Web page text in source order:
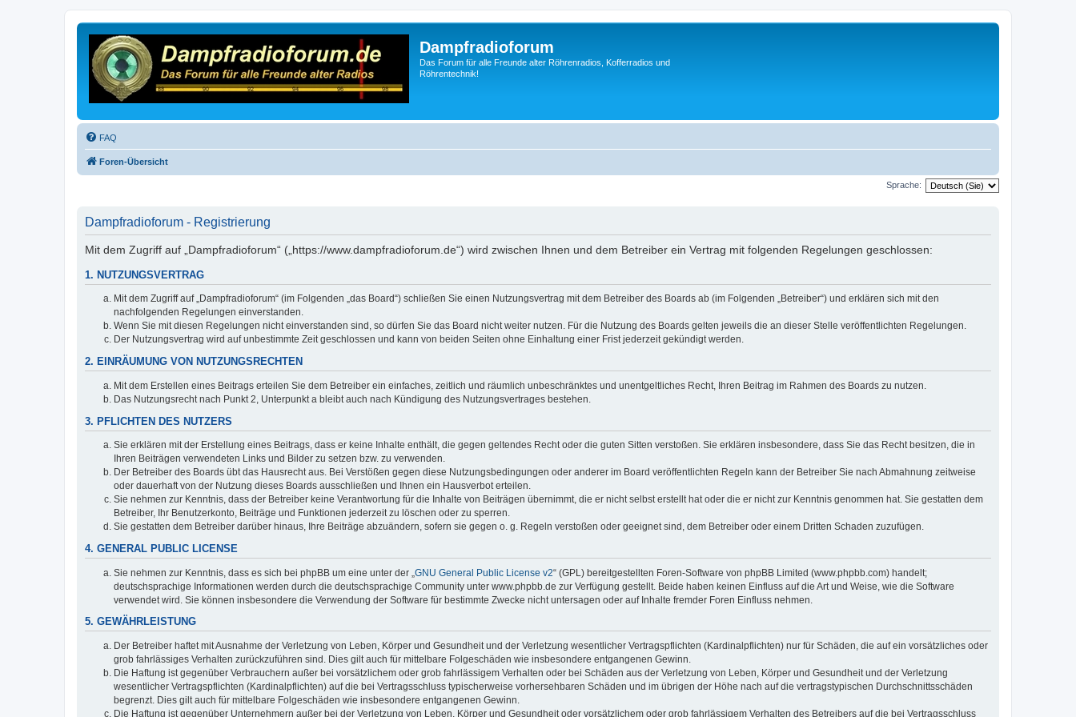
Dampfradioforum
Das Forum für alle Freunde alter Röhrenradios, Kofferradios und
Röhrentechnik!
FAQ
Foren-Übersicht
Sprache:
Dampfradioforum - Registrierung
Mit dem Zugriff auf „Dampfradioforum“ („https://www.dampfradioforum.de“) wird zwischen Ihnen und dem Betreiber ein Vertrag mit folgenden Regelungen geschlossen:
1. NUTZUNGSVERTRAG
Mit dem Zugriff auf „Dampfradioforum“ (im Folgenden „das Board“) schließen Sie einen Nutzungsvertrag mit dem Betreiber des Boards ab (im Folgenden „Betreiber“) und erklären sich mit den
nachfolgenden Regelungen einverstanden.
Wenn Sie mit diesen Regelungen nicht einverstanden sind, so dürfen Sie das Board nicht weiter nutzen. Für die Nutzung des Boards gelten jeweils die an dieser Stelle veröffentlichten Regelungen.
Der Nutzungsvertrag wird auf unbestimmte Zeit geschlossen und kann von beiden Seiten ohne Einhaltung einer Frist jederzeit gekündigt werden.
2. EINRÄUMUNG VON NUTZUNGSRECHTEN
Mit dem Erstellen eines Beitrags erteilen Sie dem Betreiber ein einfaches, zeitlich und räumlich unbeschränktes und unentgeltliches Recht, Ihren Beitrag im Rahmen des Boards zu nutzen.
Das Nutzungsrecht nach Punkt 2, Unterpunkt a bleibt auch nach Kündigung des Nutzungsvertrages bestehen.
3. PFLICHTEN DES NUTZERS
Sie erklären mit der Erstellung eines Beitrags, dass er keine Inhalte enthält, die gegen geltendes Recht oder die guten Sitten verstoßen. Sie erklären insbesondere, dass Sie das Recht besitzen, die in
Ihren Beiträgen verwendeten Links und Bilder zu setzen bzw. zu verwenden.
Der Betreiber des Boards übt das Hausrecht aus. Bei Verstößen gegen diese Nutzungsbedingungen oder anderer im Board veröffentlichten Regeln kann der Betreiber Sie nach Abmahnung zeitweise
oder dauerhaft von der Nutzung dieses Boards ausschließen und Ihnen ein Hausverbot erteilen.
Sie nehmen zur Kenntnis, dass der Betreiber keine Verantwortung für die Inhalte von Beiträgen übernimmt, die er nicht selbst erstellt hat oder die er nicht zur Kenntnis genommen hat. Sie gestatten dem
Betreiber, Ihr Benutzerkonto, Beiträge und Funktionen jederzeit zu löschen oder zu sperren.
Sie gestatten dem Betreiber darüber hinaus, Ihre Beiträge abzuändern, sofern sie gegen o. g. Regeln verstoßen oder geeignet sind, dem Betreiber oder einem Dritten Schaden zuzufügen.
4. GENERAL PUBLIC LICENSE
Sie nehmen zur Kenntnis, dass es sich bei phpBB um eine unter der „ GNU General Public License v2“ (GPL) bereitgestellten Foren-Software von phpBB Limited (www.phpbb.com) handelt;
deutschsprachige Informationen werden durch die deutschsprachige Community unter www.phpbb.de zur Verfügung gestellt. Beide haben keinen Einfluss auf die Art und Weise, wie die Software
verwendet wird. Sie können insbesondere die Verwendung der Software für bestimmte Zwecke nicht untersagen oder auf Inhalte fremder Foren Einfluss nehmen.
5. GEWÄHRLEISTUNG
Der Betreiber haftet mit Ausnahme der Verletzung von Leben, Körper und Gesundheit und der Verletzung wesentlicher Vertragspflichten (Kardinalpflichten) nur für Schäden, die auf ein vorsätzliches oder
grob fahrlässiges Verhalten zurückzuführen sind. Dies gilt auch für mittelbare Folgeschäden wie insbesondere entgangenen Gewinn.
Die Haftung ist gegenüber Verbrauchern außer bei vorsätzlichem oder grob fahrlässigem Verhalten oder bei Schäden aus der Verletzung von Leben, Körper und Gesundheit und der Verletzung
wesentlicher Vertragspflichten (Kardinalpflichten) auf die bei Vertragsschluss typischerweise vorhersehbaren Schäden und im übrigen der Höhe nach auf die vertragstypischen Durchschnittsschäden
begrenzt. Dies gilt auch für mittelbare Folgeschäden wie insbesondere entgangenen Gewinn.
Die Haftung ist gegenüber Unternehmern außer bei der Verletzung von Leben, Körper und Gesundheit oder vorsätzlichem oder grob fahrlässigem Verhalten des Betreibers auf die bei Vertragsschluss